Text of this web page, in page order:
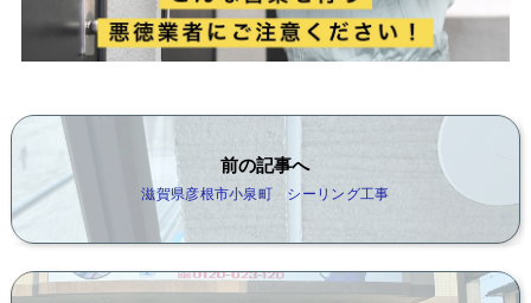
前の記事へ
滋賀県彦根市小泉町 シーリング工事